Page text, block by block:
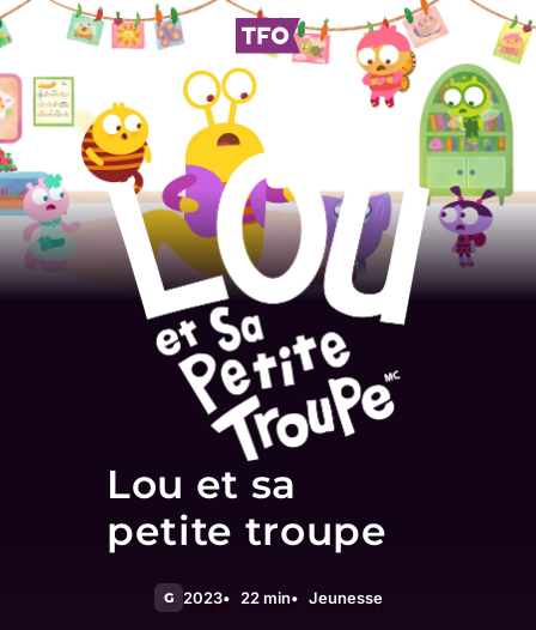
Lou et sa
petite troupe
G 2023 22 min Jeunesse